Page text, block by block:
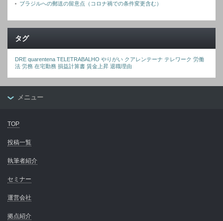
ブラジルへの郵送の留意点（コロナ禍での条件変更含む）
タグ
DRE quarentena TELETRABALHO やりがい クアレンテーナ テレワーク 労働
法 労務 在宅勤務 損益計算書 賃金上昇 退職理由
メニュー
TOP
投稿一覧
執筆者紹介
セミナー
運営会社
拠点紹介